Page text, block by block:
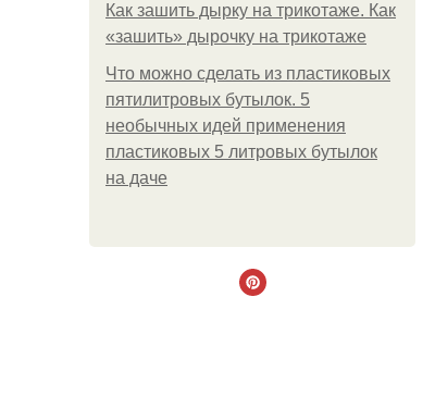
Как зашить дырку на трикотаже. Как
«зашить» дырочку на трикотаже
Что можно сделать из пластиковых
пятилитровых бутылок. 5
необычных идей применения
пластиковых 5 литровых бутылок
на даче